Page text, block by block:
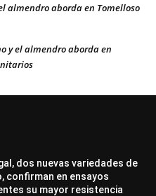
almendro aborda en Tomelloso
y el almendro aborda en
dos nuevas variedades de
confirman en ensayos
su mayor resistencia